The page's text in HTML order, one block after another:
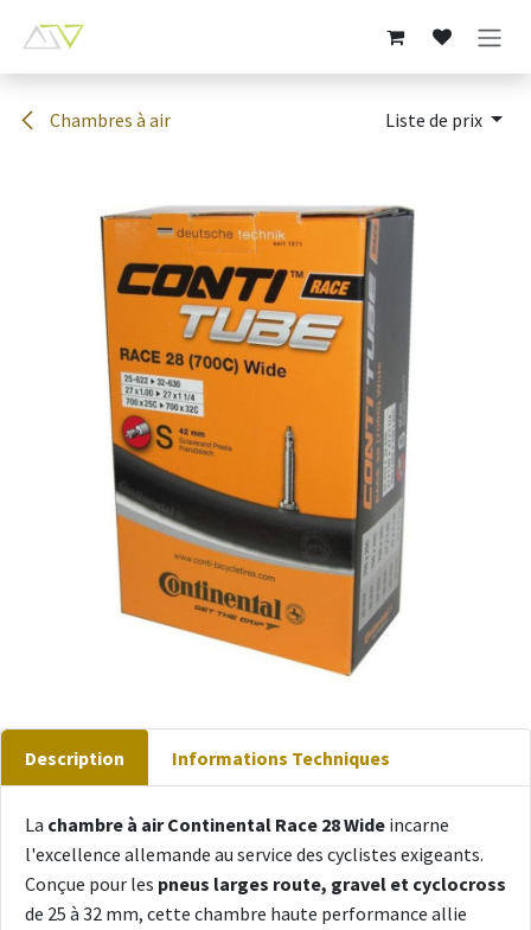
Chambres à air Liste de prix
Description Informations Techniques
La chambre à air Continental Race 28 Wide incarne
l'excellence allemande au service des cyclistes exigeants.
Conçue pour les pneus larges route, gravel et cyclocross
de 25 à 32 mm, cette chambre haute performance allie